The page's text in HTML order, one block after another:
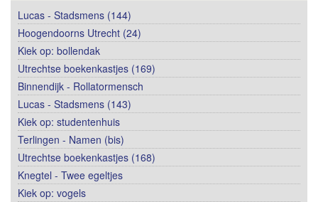
Lucas - Stadsmens (144)
Hoogendoorns Utrecht (24)
Kiek op: bollendak
Utrechtse boekenkastjes (169)
Binnendijk - Rollatormensch
Lucas - Stadsmens (143)
Kiek op: studentenhuis
Terlingen - Namen (bis)
Utrechtse boekenkastjes (168)
Knegtel - Twee egeltjes
Kiek op: vogels